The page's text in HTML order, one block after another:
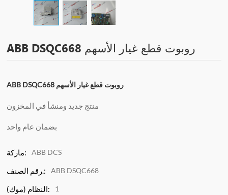
ABB DSQC668 روبوت قطع غيار الأسهم
ABB DSQC668 روبوت قطع غيار الأسهم
منتج جديد ومنشأ في المخزون
بضمان عام واحد
ماركة: ABB DCS
رقم الصنف.: ABB DSQC668
النظام (موك): 1